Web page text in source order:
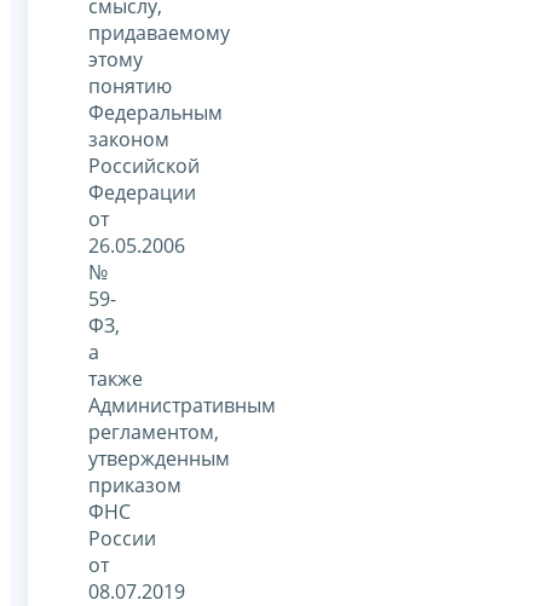
смыслу,
придаваемому
этому
понятию
Федеральным
законом
Российской
Федерации
от
26.05.2006
№
59-
ФЗ,
а
также
Административным
регламентом,
утвержденным
приказом
ФНС
России
от
08.07.2019